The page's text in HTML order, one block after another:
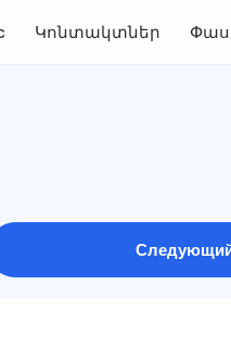
Կոնտակտներ
Следующий